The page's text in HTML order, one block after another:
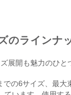
のラインナ
展開も魅力のひと
での6サイズ、最大